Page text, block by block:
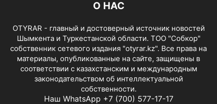
О НАС
OTYRAR - главный и достоверный источник новостей
Шымкента и Туркестанской области. ТОО "Собкор"
собственник сетевого издания "otyrar.kz". Все права на
материалы, опубликованные на сайте, защищены в
соответствии с казахстанским и международным
законодательством об интеллектуальной
собственности.
Наш WhatsApp +7 (700) 577-17-17